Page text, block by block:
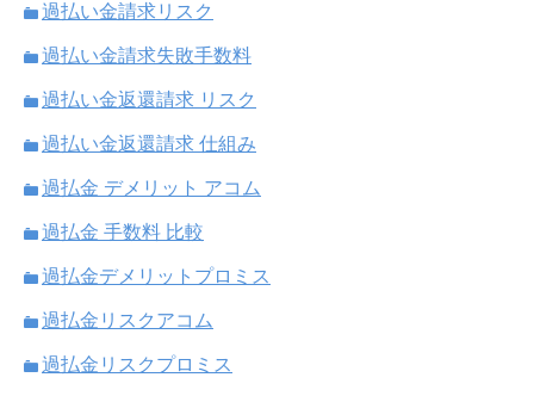
過払い金請求リスク
過払い金請求失敗手数料
過払い金返還請求 リスク
過払い金返還請求 仕組み
過払金 デメリット アコム
過払金 手数料 比較
過払金デメリットプロミス
過払金リスクアコム
過払金リスクプロミス